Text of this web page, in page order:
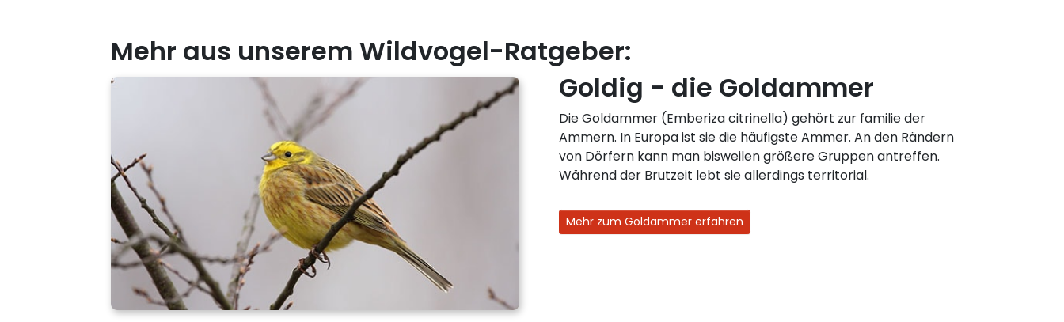
Mehr aus unserem Wildvogel-Ratgeber:
Goldig - die Goldammer
Die Goldammer (Emberiza citrinella) gehört zur familie der
Ammern. In Europa ist sie die häufigste Ammer. An den Rändern
von Dörfern kann man bisweilen größere Gruppen antreffen.
Während der Brutzeit lebt sie allerdings territorial.
Mehr zum Goldammer erfahren